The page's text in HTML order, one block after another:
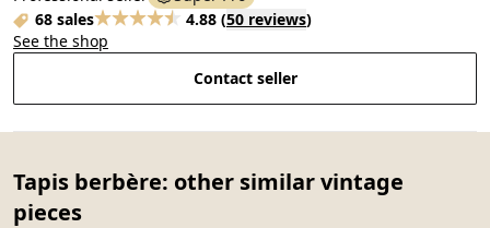
68 sales
4.88 (50 reviews)
See the shop
Contact seller
Tapis berbère: other similar vintage
pieces